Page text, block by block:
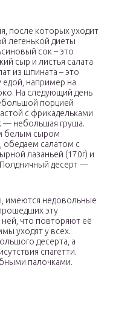
после которых уходит
легенькой диеты
сок – это
сыр и листья салата
из шпината – это
например на
На следующий день
порцией
с фрикадельками
— небольшая груша.
белым сыром
салатом с
лазаньей (170г) и
десерт —
имеются недовольные
эту
что повторяют её
уходят у всех.
десерта, а
спагетти.
палочками.